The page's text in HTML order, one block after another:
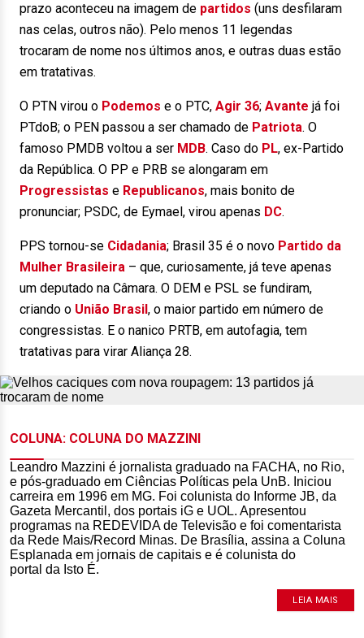
COLUNA: COLUNA DO MAZZINI
Leandro Mazzini é jornalista graduado na FACHA, no Rio,
e pós-graduado em Ciências Políticas pela UnB. Iniciou
carreira em 1996 em MG. Foi colunista do Informe JB, da
Gazeta Mercantil, dos portais iG e UOL. Apresentou
programas na REDEVIDA de Televisão e foi comentarista
da Rede Mais/Record Minas. De Brasília, assina a Coluna
Esplanada em jornais de capitais e é colunista do
portal da Isto É.
LEIA MAIS
prazo aconteceu na imagem de partidos (uns desfilaram
nas celas, outros não). Pelo menos 11 legendas
trocaram de nome nos últimos anos, e outras duas estão
em tratativas.
O PTN virou o Podemos e o PTC, Agir 36; Avante já foi
PTdoB; o PEN passou a ser chamado de Patriota. O
famoso PMDB voltou a ser MDB. Caso do PL, ex-Partido
da República. O PP e PRB se alongaram em
Progressistas e Republicanos, mais bonito de
pronunciar; PSDC, de Eymael, virou apenas DC.
PPS tornou-se Cidadania; Brasil 35 é o novo Partido da
Mulher Brasileira – que, curiosamente, já teve apenas
um deputado na Câmara. O DEM e PSL se fundiram,
criando o União Brasil, o maior partido em número de
congressistas. E o nanico PRTB, em autofagia, tem
tratativas para virar Aliança 28.